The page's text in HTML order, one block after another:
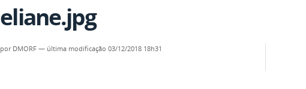
eliane.jpg
por DMORF — última modificação 03/12/2018 18h31